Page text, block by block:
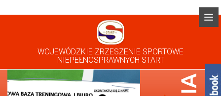
WOJEWÓDZKIE ZRZESZENIE SPORTOWE
NIEPEŁNOSPRAWNYCH START